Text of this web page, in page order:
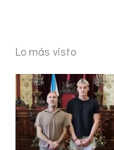
Lo más visto